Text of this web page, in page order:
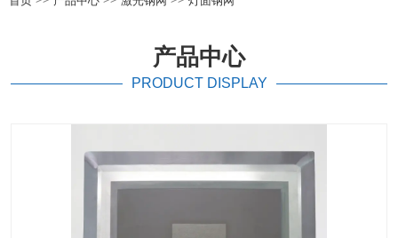
产品中心
PRODUCT DISPLAY